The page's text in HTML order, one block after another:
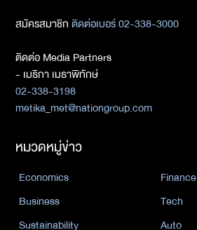
สมัครสมาชิกติดต่อเบอร์ 02-338-3000
ติดต่อ Media Partners
- เมธิกา เมธาพิทักษ์
02-338-3198
metika_met@nationgroup.com
หมวดหมู่ข่าว
Economics
Finance
Business
Tech
Sustainability
Auto